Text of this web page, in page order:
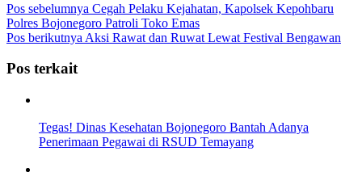
Pos sebelumnya Cegah Pelaku Kejahatan, Kapolsek Kepohbaru
Polres Bojonegoro Patroli Toko Emas
Pos berikutnya Aksi Rawat dan Ruwat Lewat Festival Bengawan
Pos terkait
Tegas! Dinas Kesehatan Bojonegoro Bantah Adanya
Penerimaan Pegawai di RSUD Temayang